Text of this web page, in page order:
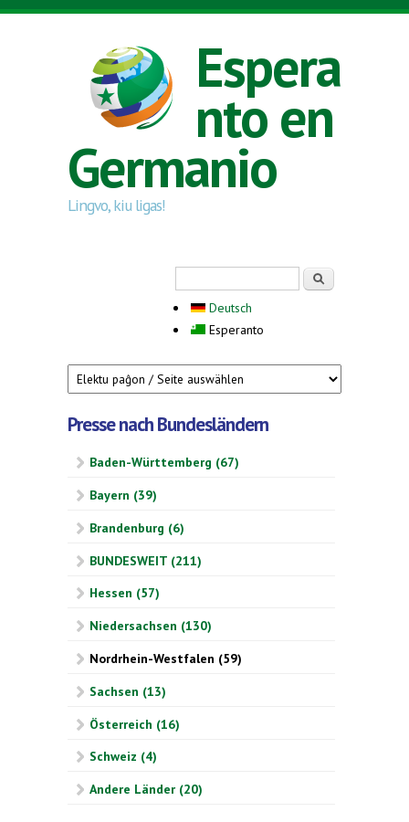
Skip to main content
Espera
nto en
Germanio
Lingvo, kiu ligas!
Deutsch
Esperanto
Presse nach Bundesländern
Baden-Württemberg (67)
Bayern (39)
Brandenburg (6)
BUNDESWEIT (211)
Hessen (57)
Niedersachsen (130)
Nordrhein-Westfalen (59)
Sachsen (13)
Österreich (16)
Schweiz (4)
Andere Länder (20)